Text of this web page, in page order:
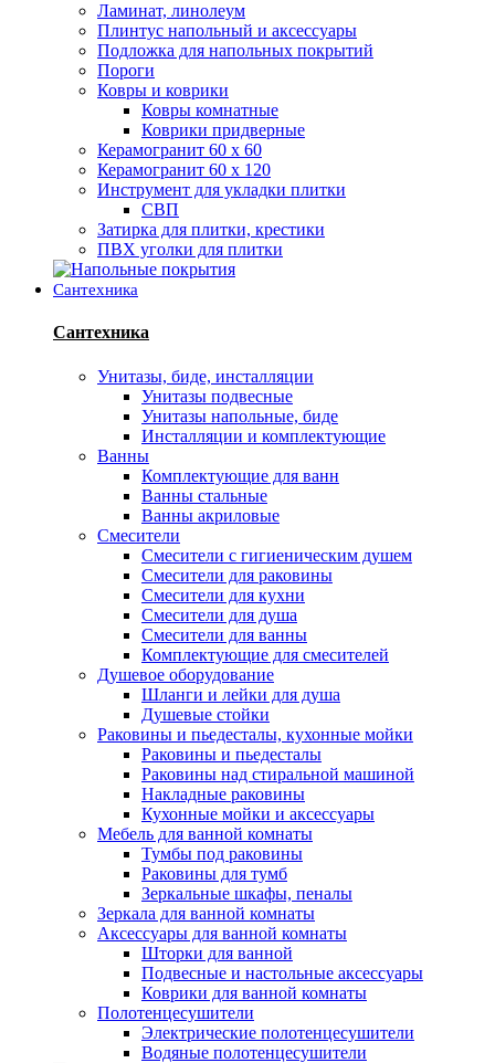
Ламинат, линолеум
Плинтус напольный и аксессуары
Подложка для напольных покрытий
Пороги
Ковры и коврики
Ковры комнатные
Коврики придверные
Керамогранит 60 х 60
Керамогранит 60 х 120
Инструмент для укладки плитки
СВП
Затирка для плитки, крестики
ПВХ уголки для плитки
Сантехника
Сантехника
Унитазы, биде, инсталляции
Унитазы подвесные
Унитазы напольные, биде
Инсталляции и комплектующие
Ванны
Комплектующие для ванн
Ванны стальные
Ванны акриловые
Смесители
Смесители с гигиеническим душем
Смесители для раковины
Смесители для кухни
Смесители для душа
Смесители для ванны
Комплектующие для смесителей
Душевое оборудование
Шланги и лейки для душа
Душевые стойки
Раковины и пьедесталы, кухонные мойки
Раковины и пьедесталы
Раковины над стиральной машиной
Накладные раковины
Кухонные мойки и аксессуары
Мебель для ванной комнаты
Тумбы под раковины
Раковины для тумб
Зеркальные шкафы, пеналы
Зеркала для ванной комнаты
Аксессуары для ванной комнаты
Шторки для ванной
Подвесные и настольные аксессуары
Коврики для ванной комнаты
Полотенцесушители
Электрические полотенцесушители
Водяные полотенцесушители